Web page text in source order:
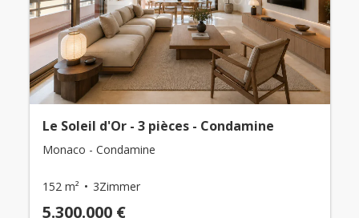
Le Soleil d'Or - 3 pièces - Condamine
Monaco - Condamine
152 m² 3Zimmer
5.300.000 €